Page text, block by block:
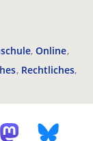
Online
Rechtliches